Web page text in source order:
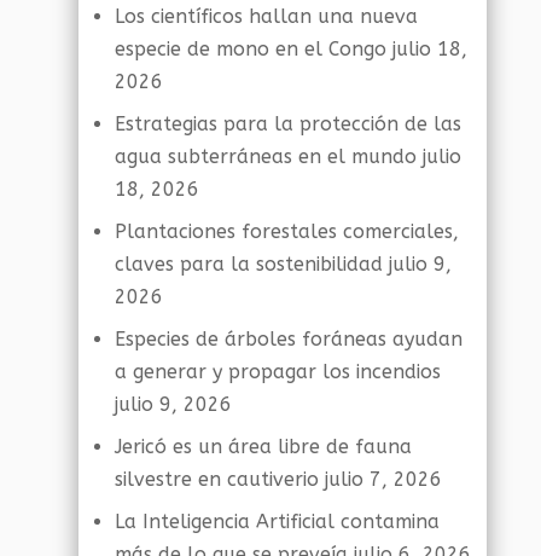
Los científicos hallan una nueva
especie de mono en el Congo julio 18,
2026
Estrategias para la protección de las
agua subterráneas en el mundo julio
18, 2026
Plantaciones forestales comerciales,
claves para la sostenibilidad julio 9,
2026
Especies de árboles foráneas ayudan
a generar y propagar los incendios
julio 9, 2026
Jericó es un área libre de fauna
silvestre en cautiverio julio 7, 2026
La Inteligencia Artificial contamina